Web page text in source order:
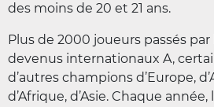
des moins de 20 et 21 ans.
Plus de 2000 joueurs passés
devenus internationaux A,
d’autres champions d’Europe,
d’Afrique, d’Asie. Chaque